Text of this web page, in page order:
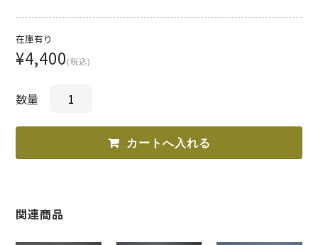
在庫有り
¥4,400(税込)
数量
関連商品